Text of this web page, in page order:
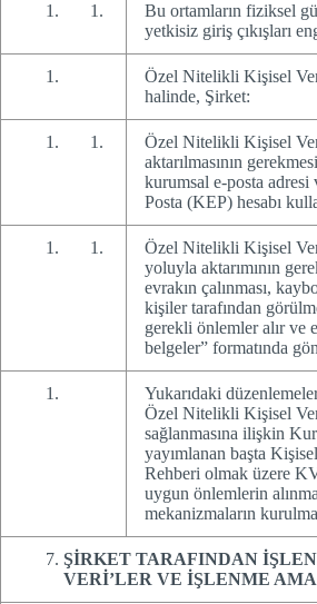
Bu ortamların fiziksel
yetkisiz giriş çıkışları
Özel Nitelikli Kişisel
halinde, Şirket:
Özel Nitelikli Kişisel
aktarılmasının
kurumsal e-posta
Posta (KEP) hesabı
Özel Nitelikli Kişisel
yoluyla aktarımının
evrakın çalınması,
kişiler tarafından
gerekli önlemler alır ve
belgeler” formatında
Yukarıdaki
Özel Nitelikli Kişisel
sağlanmasına ilişkin
yayımlanan başta
Rehberi olmak üzere
uygun önlemlerin
mekanizmaların
ŞİRKET TARAFINDAN
VERİ’LER VE İŞLENME